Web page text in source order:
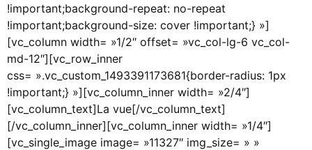
!important;background-repeat: no-repeat
!important;background-size: cover !important;} »]
[vc_column width= »1/2″ offset= »vc_col-lg-6 vc_col-
md-12″][vc_row_inner
css= ».vc_custom_1493391173681{border-radius: 1px
!important;} »][vc_column_inner width= »2/4″]
[vc_column_text]La vue[/vc_column_text]
[/vc_column_inner][vc_column_inner width= »1/4″]
[vc_single_image image= »11327″ img_size= » »